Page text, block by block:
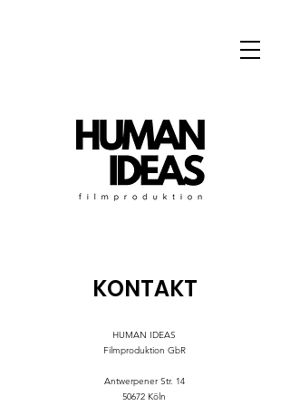
KONTAKT
HUMAN IDEAS
Filmproduktion GbR
Antwerpener Str. 14
50672 Köln